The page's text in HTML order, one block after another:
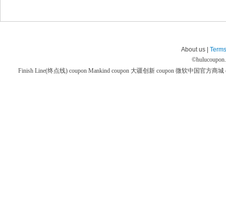
About us |
©
Finish Line(终点线) coupon Mankind coupon 大疆创新 coupon 微软中国官方商城